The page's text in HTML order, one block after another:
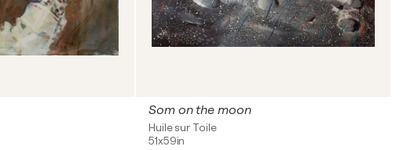
Som on the moon
Huile sur Toile
51x59in